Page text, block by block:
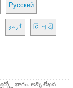
Русский
اُردو हिन्दी
భాగం. అన్ని లేఖన